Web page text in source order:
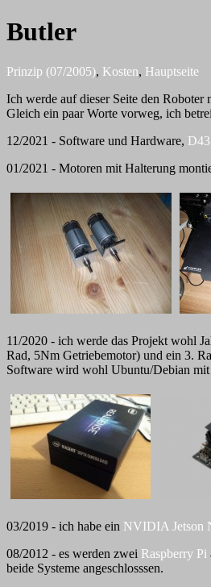
Butler
Prinzip (07/2005), Kosten, Hauptseite
Ich werde auf dieser Seite den Roboter
Gleich ein paar Worte vorweg, ich
12/2021 - Software und Hardware,
01/2021 - Motoren mit Halterung
11/2020 - ich werde das Projekt wohl
Rad, 5Nm Getriebemotor) und ein 3.
Software wird wohl Ubuntu/Debian mit
03/2019 - ich habe ein NVIDIA Jetson
08/2012 - es werden zwei Raspberry Pi
beide Systeme angeschlosssen.